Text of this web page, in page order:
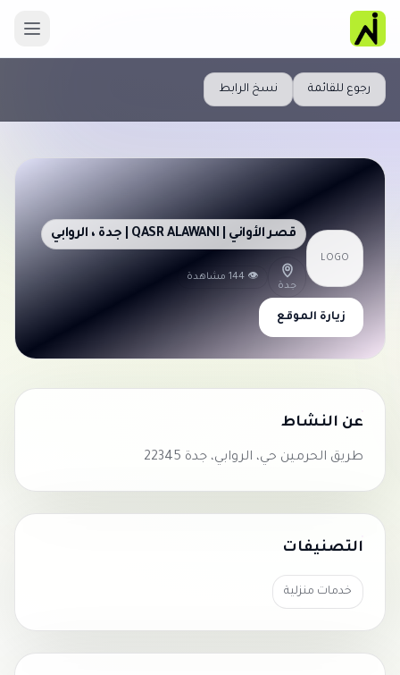
رجوع للقائمة نسخ الرابط
LOGO
قصر الأواني | QASR ALAWANI‎ | جدة ، الروابي
جدة
👁 144 مشاهدة
زيارة الموقع
عن النشاط
طريق الحرمين حي، الروابي، جدة 22345
التصنيفات
خدمات منزلية